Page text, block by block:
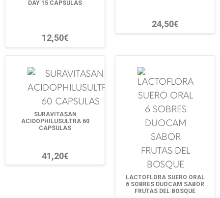
DAY 15 CAPSULAS
12,50€
24,50€
SURAVITASAN
ACIDOPHILUSULTRA 60
CAPSULAS
41,20€
LACTOFLORA SUERO ORAL
6 SOBRES DUOCAM SABOR
FRUTAS DEL BOSQUE